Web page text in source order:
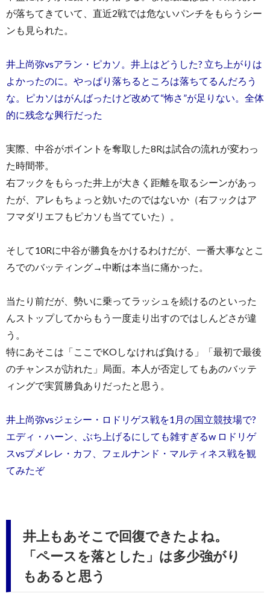
が落ちてきていて、直近2戦では危ないパンチをもらうシー
ンも見られた。
井上尚弥vsアラン・ピカソ。井上はどうした? 立ち上がりは
よかったのに。やっぱり落ちるところは落ちてるんだろう
な。ピカソはがんばったけど改めて“怖さ”が足りない。全体
的に残念な興行だった
実際、中谷がポイントを奪取した8Rは試合の流れが変わっ
た時間帯。
右フックをもらった井上が大きく距離を取るシーンがあっ
たが、アレもちょっと効いたのではないか（右フックはア
フマダリエフもピカソも当てていた）。
そして10Rに中谷が勝負をかけるわけだが、一番大事なとこ
ろでのバッティング→中断は本当に痛かった。
当たり前だが、勢いに乗ってラッシュを続けるのといった
んストップしてからもう一度走り出すのではしんどさが違
う。
特にあそこは「ここでKOしなければ負ける」「最初で最後
のチャンスが訪れた」局面。本人が否定してもあのバッテ
ィングで実質勝負ありだったと思う。
井上尚弥vsジェシー・ロドリゲス戦を1月の国立競技場で?
エディ・ハーン、ぶち上げるにしても雑すぎるw ロドリゲ
スvsプメレレ・カフ、フェルナンド・マルティネス戦を観
てみたぞ
井上もあそこで回復できたよね。
「ペースを落とした」は多少強がり
もあると思う